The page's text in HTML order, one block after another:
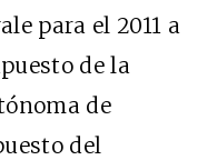
para el 2011 a
de la
de
del